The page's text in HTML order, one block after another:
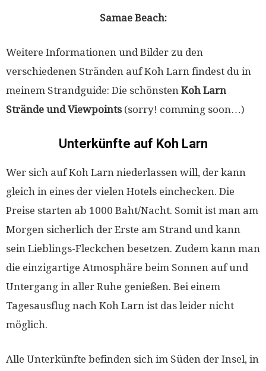
Samae Beach:
Weitere Informationen und Bilder zu den
verschiedenen Stränden auf Koh Larn findest du in
meinem Strandguide: Die schönsten Koh Larn
Strände und Viewpoints(sorry! comming soon…)
Unterkünfte auf Koh Larn
Wer sich auf Koh Larn niederlassen will, der kann
gleich in eines der vielen Hotels einchecken. Die
Preise starten ab 1000 Baht/Nacht. Somit ist man am
Morgen sicherlich der Erste am Strand und kann
sein Lieblings-Fleckchen besetzen. Zudem kann man
die einzigartige Atmosphäre beim Sonnen auf und
Untergang in aller Ruhe genießen. Bei einem
Tagesausflug nach Koh Larn ist das leider nicht
möglich.
Alle Unterkünfte befinden sich im Süden der Insel, in